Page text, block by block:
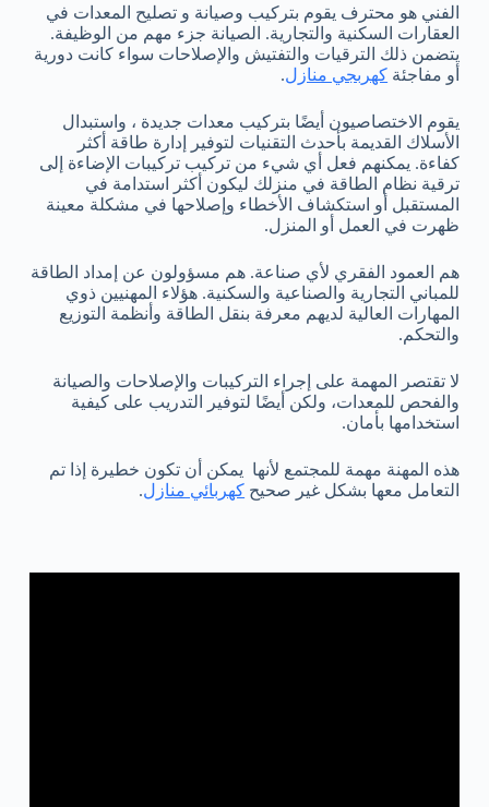
الفني هو محترف يقوم بتركيب وصيانة و تصليح المعدات في
العقارات السكنية والتجارية. الصيانة جزء مهم من الوظيفة.
يتضمن ذلك الترقيات والتفتيش والإصلاحات سواء كانت دورية
أو مفاجئة كهربجي منازل.
يقوم الاختصاصيون أيضًا بتركيب معدات جديدة ، واستبدال
الأسلاك القديمة بأحدث التقنيات لتوفير إدارة طاقة أكثر
كفاءة. يمكنهم فعل أي شيء من تركيب تركيبات الإضاءة إلى
ترقية نظام الطاقة في منزلك ليكون أكثر استدامة في
المستقبل أو استكشاف الأخطاء وإصلاحها في مشكلة معينة
ظهرت في العمل أو المنزل.
هم العمود الفقري لأي صناعة. هم مسؤولون عن إمداد الطاقة
للمباني التجارية والصناعية والسكنية. هؤلاء المهنيين ذوي
المهارات العالية لديهم معرفة بنقل الطاقة وأنظمة التوزيع
والتحكم.
لا تقتصر المهمة على إجراء التركيبات والإصلاحات والصيانة
والفحص للمعدات، ولكن أيضًا لتوفير التدريب على كيفية
استخدامها بأمان.
هذه المهنة مهمة للمجتمع لأنها يمكن أن تكون خطيرة إذا تم
التعامل معها بشكل غير صحيح كهربائي منازل.